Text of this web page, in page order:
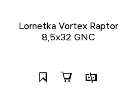
Lornetka Vortex Raptor
8,5x32 GNC